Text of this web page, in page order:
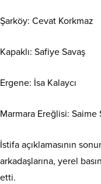
Şarköy: Cevat Korkmaz
Kapaklı: Safiye Savaş
Ergene: İsa Kalaycı
Marmara Ereğlisi: Saime
İstifa açıklamasının
arkadaşlarına, yerel
etti.